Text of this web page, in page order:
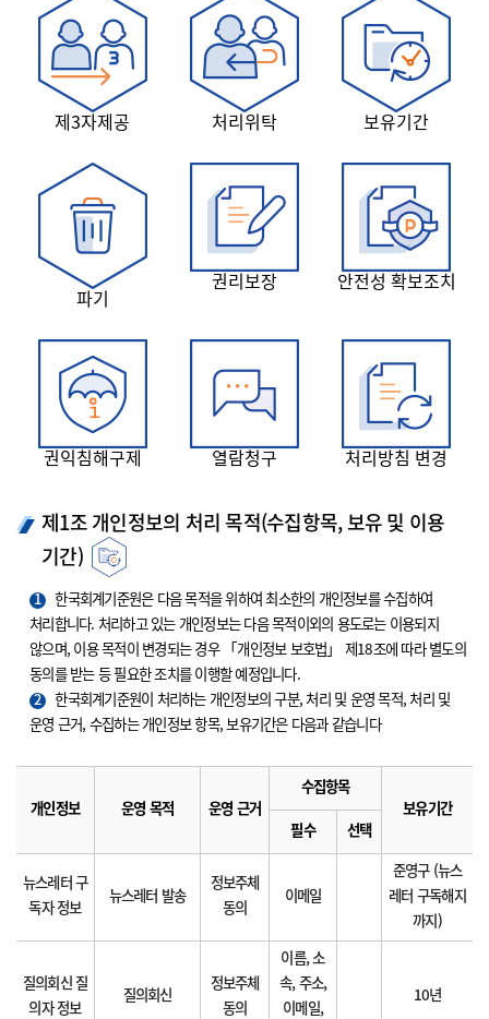
제3자제공 처리위탁 보유기간
파기
권리보장 안전성 확보조치
권익침해구제 열람청구 처리방침 변경
제1조 개인정보의 처리 목적(수집항목, 보유 및 이용
기간)
1
한국회계기준원은 다음 목적을 위하여 최소한의 개인정보를 수집하여
처리합니다. 처리하고 있는 개인정보는 다음 목적이외의 용도로는 이용되지
않으며, 이용 목적이 변경되는 경우 「개인정보 보호법」 제18조에 따라 별도의
동의를 받는 등 필요한 조치를 이행할 예정입니다.
2
한국회계기준원이 처리하는 개인정보의 구분, 처리 및 운영 목적, 처리 및
운영 근거, 수집하는 개인정보 항목, 보유기간은 다음과 같습니다
개인정보 운영 목적 운영 근거
수집항목
보유기간
필수
선택
뉴스레터 구
독자 정보
뉴스레터 발송
정보주체
동의
이메일
준영구 (뉴스
레터 구독해지
까지)
질의회신 질
의자 정보
질의회신
정보주체
동의
이름, 소
속, 주소,
이메일,
10년